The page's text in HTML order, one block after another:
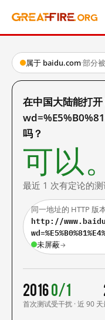
属于 baidu.com·部分
在中国大陆能打
吗？
可以。
最近 1 次有定论的测
同一地址的 HTTP 版
http://
未屏蔽→
2016
首次测试
0/1
受干扰 · 近 90 天